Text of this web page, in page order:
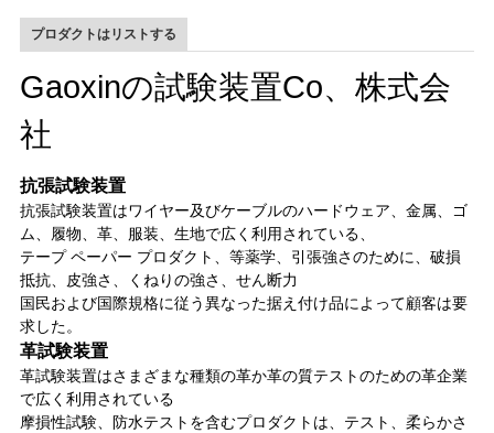
プロダクトはリストする
Gaoxinの試験装置Co、株式会
社
抗張試験装置
抗張試験装置はワイヤー及びケーブルのハードウェア、金属、ゴ
ム、履物、革、服装、生地で広く利用されている、
テープ ペーパー プロダクト、等薬学、引張強さのために、破損
抵抗、皮強さ、くねりの強さ、せん断力
国民および国際規格に従う異なった据え付け品によって顧客は要
求した。
革試験装置
革試験装置はさまざまな種類の革か革の質テストのための革企業
で広く利用されている
摩損性試験、防水テストを含むプロダクトは、テスト、柔らかさ